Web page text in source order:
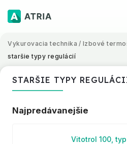
Vykurovacia technika / Izbové
staršie typy regulácií
STARŠIE TYPY
Najpredávanejšie
Vitotrol 100, typ